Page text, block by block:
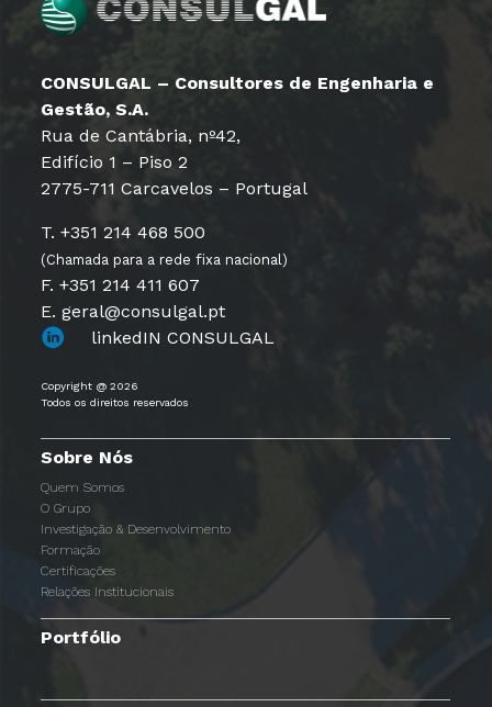
CONSULGAL – Consultores de Engenharia e
Gestão, S.A.
Rua de Cantábria, nº42,
Edifício 1 – Piso 2
2775-711 Carcavelos – Portugal
T. +351 214 468 500
(Chamada para a rede fixa nacional)
F. +351 214 411 607
E. geral@consulgal.pt
linkedIN CONSULGAL
Copyright @ 2026
Todos os direitos reservados
Sobre Nós
Quem Somos
O Grupo
Investigação & Desenvolvimento
Formação
Certificações
Relações Institucionais
Portfólio